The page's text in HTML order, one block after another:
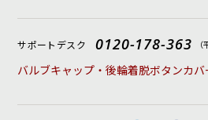
サポートデスク 0120-178-363
バルブキャップ・後輪着脱ボタンカ